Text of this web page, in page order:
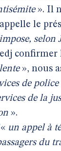
». Il
le
selon
», nous
de
de la
».
un appel à
du